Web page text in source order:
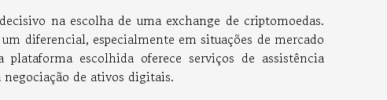
na escolha de uma exchange de criptomoedas.
diferencial, especialmente em situações de mercado
escolhida oferece serviços de assistência
de ativos digitais.